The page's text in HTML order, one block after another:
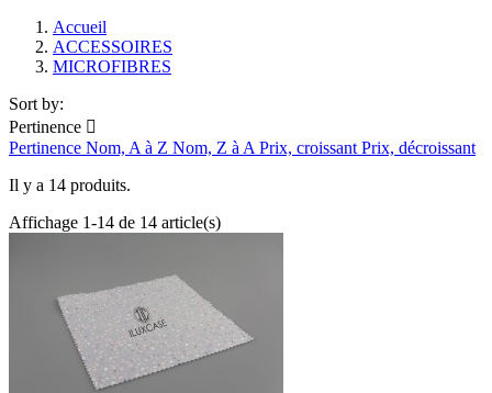
Main
wrapper
Accueil
ACCESSOIRES
MICROFIBRES
Main
section
Products
Sort by:
Pertinence 
Pertinence Nom, A à Z Nom, Z à A Prix, croissant Prix, décroissant
Il y a 14 produits.
Affichage 1-14 de 14 article(s)